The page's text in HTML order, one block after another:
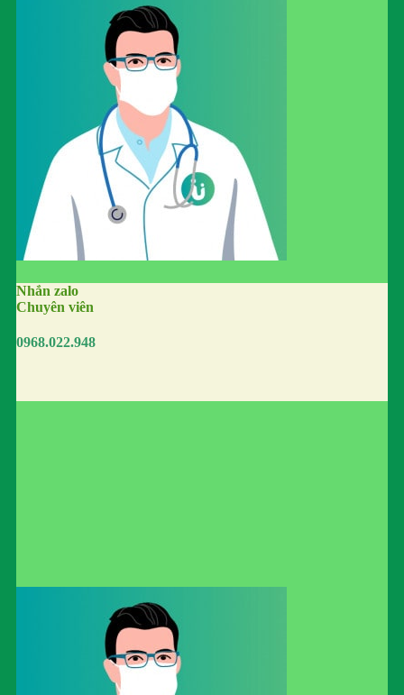
Nhắn zalo
Chuyên viên
0968.022.948